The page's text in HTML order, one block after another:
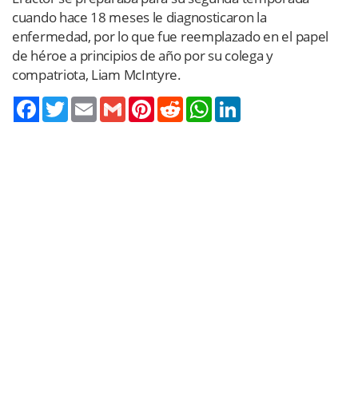
cuando hace 18 meses le diagnosticaron la
enfermedad, por lo que fue reemplazado en el papel
de héroe a principios de año por su colega y
compatriota, Liam McIntyre.
TwitterEmail Gmail PinterestReddit WhatsApp